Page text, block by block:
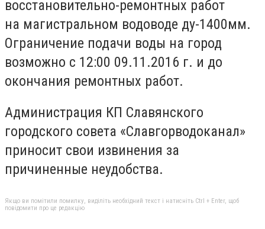
восстановительно-ремонтных работ
на магистральном водоводе ду-1400мм.
Ограничение подачи воды на город
возможно с 12:00 09.11.2016 г. и до
окончания ремонтных работ.
Администрация КП Славянского
городского совета «Славгорводоканал»
приносит свои извинения за
причиненные неудобства.
Якщо ви помітили помилку, виділіть необхідний текст і натисніть Ctrl + Enter, щоб
повідомити про це редакцію